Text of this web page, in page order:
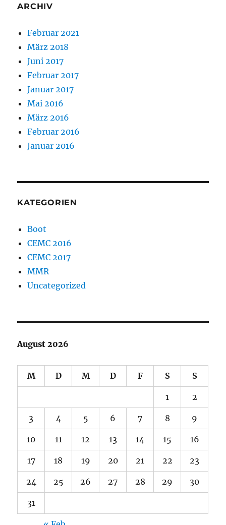
ARCHIV
Februar 2021
März 2018
Juni 2017
Februar 2017
Januar 2017
Mai 2016
März 2016
Februar 2016
Januar 2016
KATEGORIEN
Boot
CEMC 2016
CEMC 2017
MMR
Uncategorized
August 2026
M D M D F S S
1 2
3 4 5 6 7 8 9
10 11 12 13 14 15 16
17 18 19 20 21 22 23
24 25 26 27 28 29 30
31